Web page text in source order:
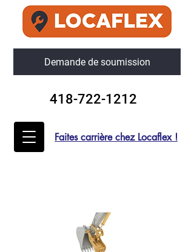
Demande de soumission
418-722-1212
Faites carrière chez Locaflex !